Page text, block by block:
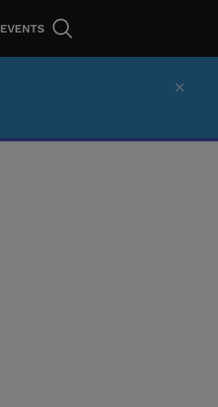
EVENTS
×